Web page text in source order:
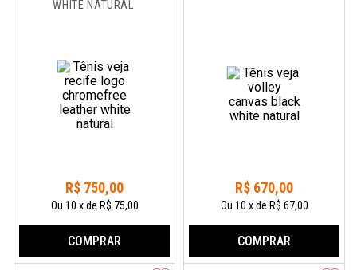
WHITE NATURAL
R$ 750,00
Ou 10 xde R$ 75,00
COMPRAR
R$ 670,00
Ou 10 xde R$ 67,00
COMPRAR